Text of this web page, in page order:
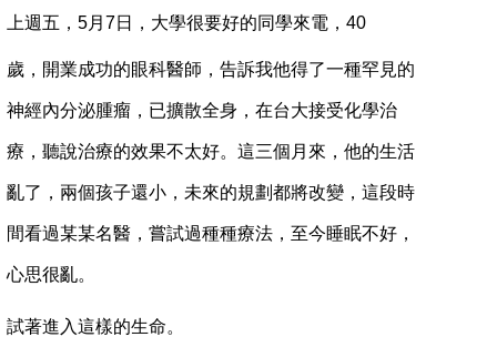
上週五，5月7日，大學很要好的同學來電，40
歲，開業成功的眼科醫師，告訴我他得了一種罕見的
神經內分泌腫瘤，已擴散全身，在台大接受化學治
療，聽說治療的效果不太好。這三個月來，他的生活
亂了，兩個孩子還小，未來的規劃都將改變，這段時
間看過某某名醫，嘗試過種種療法，至今睡眠不好，
心思很亂。
試著進入這樣的生命。